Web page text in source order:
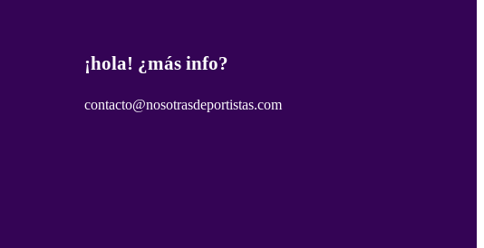
¡hola! ¿más info?
contacto@nosotrasdeportistas.com